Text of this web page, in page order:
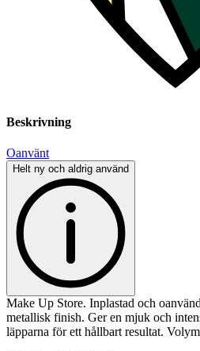
Beskrivning
Oanvänt
Helt ny och aldrig använd
Make Up Store. Inplastad och
metallisk finish. Ger en mjuk och
läpparna för ett hållbart resultat.